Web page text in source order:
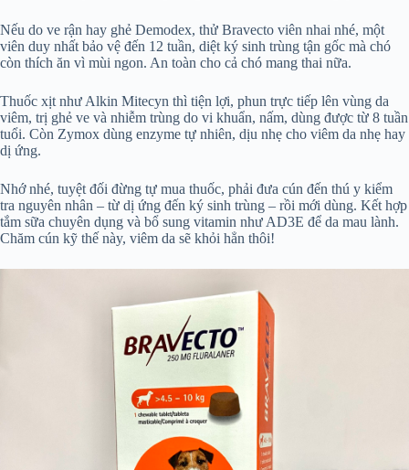
Nếu do ve rận hay ghẻ Demodex, thử Bravecto viên nhai nhé, một
viên duy nhất bảo vệ đến 12 tuần, diệt ký sinh trùng tận gốc mà chó
còn thích ăn vì mùi ngon. An toàn cho cả chó mang thai nữa.
Thuốc xịt như Alkin Mitecyn thì tiện lợi, phun trực tiếp lên vùng da
viêm, trị ghẻ ve và nhiễm trùng do vi khuẩn, nấm, dùng được từ 8 tuần
tuổi. Còn Zymox dùng enzyme tự nhiên, dịu nhẹ cho viêm da nhẹ hay
dị ứng.
Nhớ nhé, tuyệt đối đừng tự mua thuốc, phải đưa cún đến thú y kiểm
tra nguyên nhân – từ dị ứng đến ký sinh trùng – rồi mới dùng. Kết hợp
tắm sữa chuyên dụng và bổ sung vitamin như AD3E để da mau lành.
Chăm cún kỹ thế này, viêm da sẽ khỏi hẳn thôi!